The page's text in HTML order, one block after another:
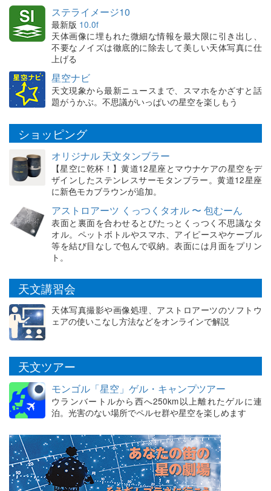
ステライメージ10
最新版 10.0f
天体画像に埋もれた微細な情報を最大限に引き出し、
不要なノイズは徹底的に除去して美しい天体写真に仕
上げる
星空ナビ
天文現象から最新ニュースまで、スマホをかざすと話
題がうかぶ。不思議がいっぱいの星空を楽しもう
ショッピング
オリジナル 天文タンブラー
【星空に乾杯！】黄道12星座とマウナケアの星空をデ
ザインしたステンレスサーモタンブラー。黄道12星座
に新色モカブラウンが追加。
アストロアーツ くっつくタオル 〜 包むーん
表面と裏面を合わせるとぴたっとくっつく不思議なタ
オル。ペットボトルやスマホ、アイピースやケーブル
等を結び目なしで包んで収納。表面には月面をプリン
ト。
天文講習会
天体写真撮影や画像処理、アストロアーツのソフトウ
ェアの使いこなし方法などをオンラインで解説
天文ツアー
モンゴル「星空」ゲル・キャンプツアー
ウランバートルから西へ250km以上離れたゲルに連
泊。光害のない場所でペルセ群や星空を楽しめます